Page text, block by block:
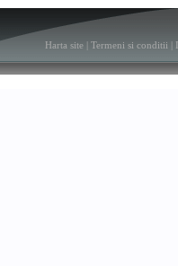
Harta site Termeni si conditii